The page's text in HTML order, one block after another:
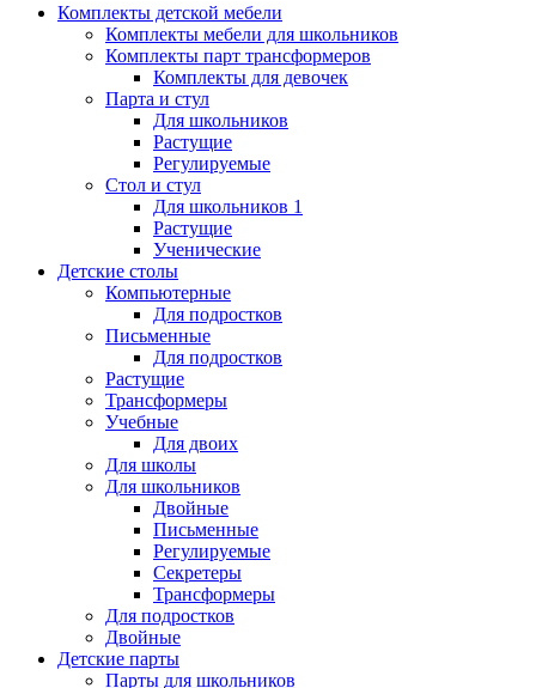
Комплекты детской мебели
Комплекты мебели для школьников
Комплекты парт трансформеров
Комплекты для девочек
Парта и стул
Для школьников
Растущие
Регулируемые
Стол и стул
Для школьников 1
Растущие
Ученические
Детские столы
Компьютерные
Для подростков
Письменные
Для подростков
Растущие
Трансформеры
Учебные
Для двоих
Для школы
Для школьников
Двойные
Письменные
Регулируемые
Секретеры
Трансформеры
Для подростков
Двойные
Детские парты
Парты для школьников